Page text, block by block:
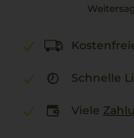
Schnelle
Viele